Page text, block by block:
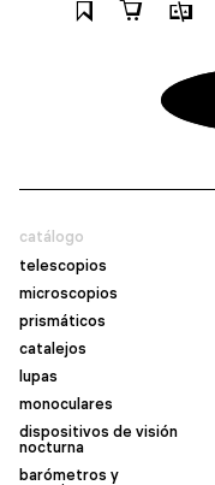
catálogo
telescopios
microscopios
prismáticos
catalejos
lupas
monoculares
dispositivos de visión
nocturna
barómetros y